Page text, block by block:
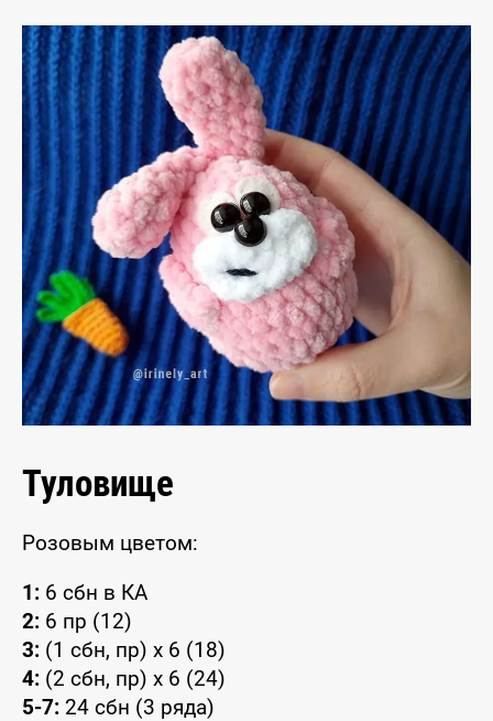
Туловище
Розовым цветом:
1: 6 сбн в КА
2: 6 пр (12)
3: (1 сбн, пр) x 6 (18)
4: (2 сбн, пр) x 6 (24)
5-7: 24 сбн (3 ряда)